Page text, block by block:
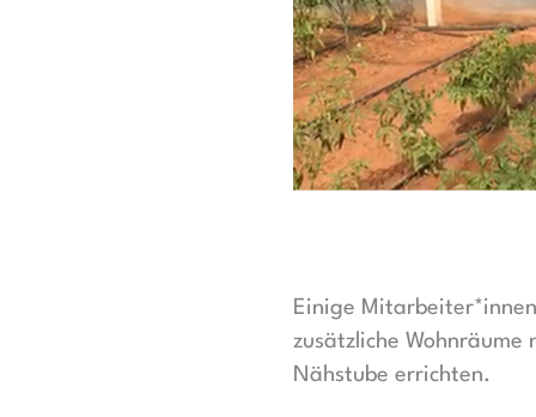
Einige
zusätzliche
Nähstube errichten.